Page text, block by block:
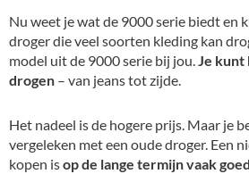
Nu weet je wat de 9000 serie biedt en
droger die veel soorten kleding kan
model uit de 9000 serie bij jou. Je
drogen – van jeans tot zijde.
Het nadeel is de hogere prijs. Maar je
vergeleken met een oude droger. Een
kopen isop de lange termijn vaak